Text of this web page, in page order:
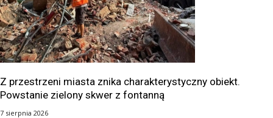
Z przestrzeni miasta znika charakterystyczny obiekt.
Powstanie zielony skwer z fontanną
7 sierpnia 2026